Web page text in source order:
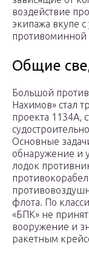
воздействие
экипажа вкупе
противоминной
Общие
Большой
Нахимов» стал
проекта 1134А,
Основные
обнаружение и
лодок
флота. По
«БПК» не
вооружение и
ракетным